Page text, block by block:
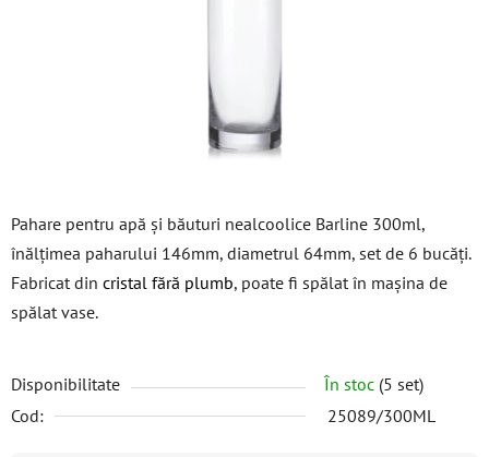
Pahare pentru apă și băuturi nealcoolice Barline 300ml,
înălțimea paharului 146mm, diametrul 64mm, set de 6 bucăți.
Fabricat din cristal fără plumb, poate fi spălat în mașina de
spălat vase.
Disponibilitate În stoc (5 set)
Cod:
25089/300ML